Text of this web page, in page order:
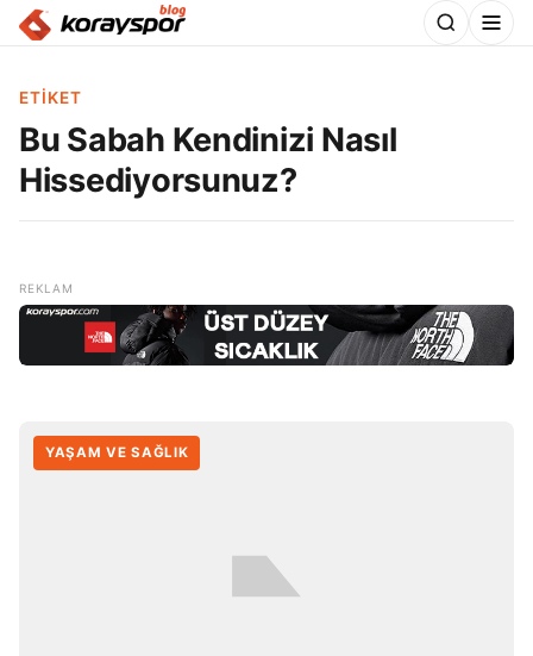
ETIKET
Bu Sabah Kendinizi Nasıl
Hissediyorsunuz?
YAŞAM VE SAĞLIK